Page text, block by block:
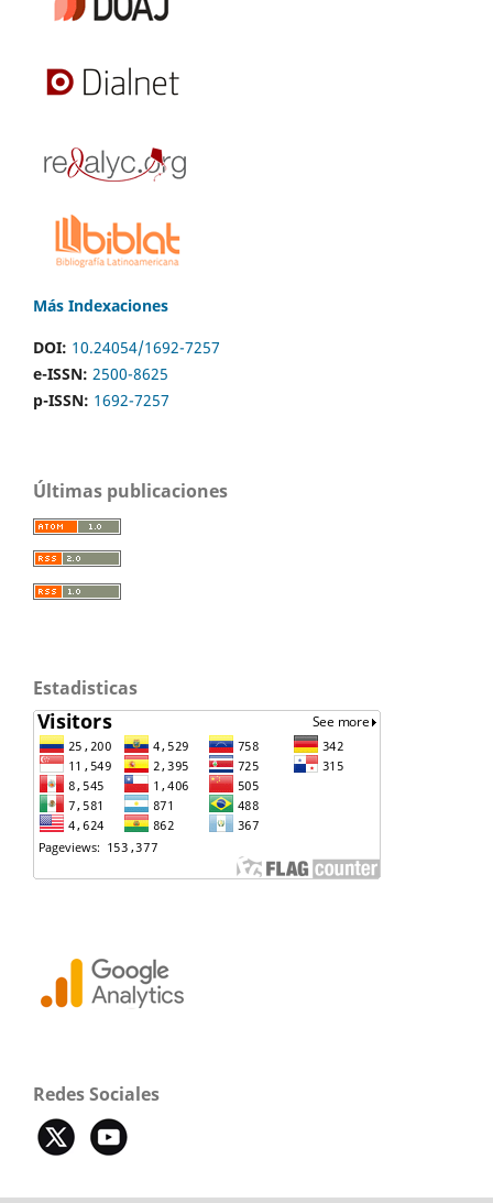
Más Indexaciones
DOI: 10.24054/1692-7257
e-ISSN: 2500-8625
p-ISSN: 1692-7257
Últimas publicaciones
Estadisticas
Redes Sociales